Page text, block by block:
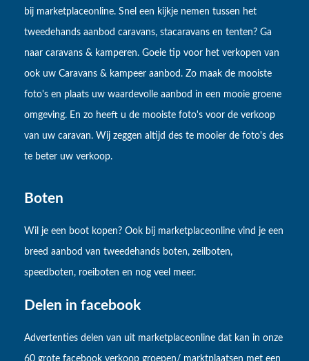
bij marketplaceonline. Snel een kijkje nemen tussen het
tweedehands aanbod caravans, stacaravans en tenten? Ga
naar caravans & kamperen. Goeie tip voor het verkopen van
ook uw Caravans & kampeer aanbod. Zo maak de mooiste
foto's en plaats uw waardevolle aanbod in een mooie groene
omgeving. En zo heeft u de mooiste foto's voor de verkoop
van uw caravan. Wij zeggen altijd des te mooier de foto's des
te beter uw verkoop.
Boten
Wil je een boot kopen? Ook bij marketplaceonline vind je een
breed aanbod van tweedehands boten, zeilboten,
speedboten, roeiboten en nog veel meer.
Delen in facebook
Advertenties delen van uit marketplaceonline dat kan in onze